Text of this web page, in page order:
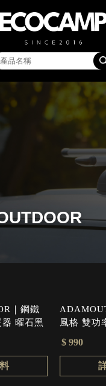
｜鋼鐵
器 曜石黑
風格 雙功
$ 990